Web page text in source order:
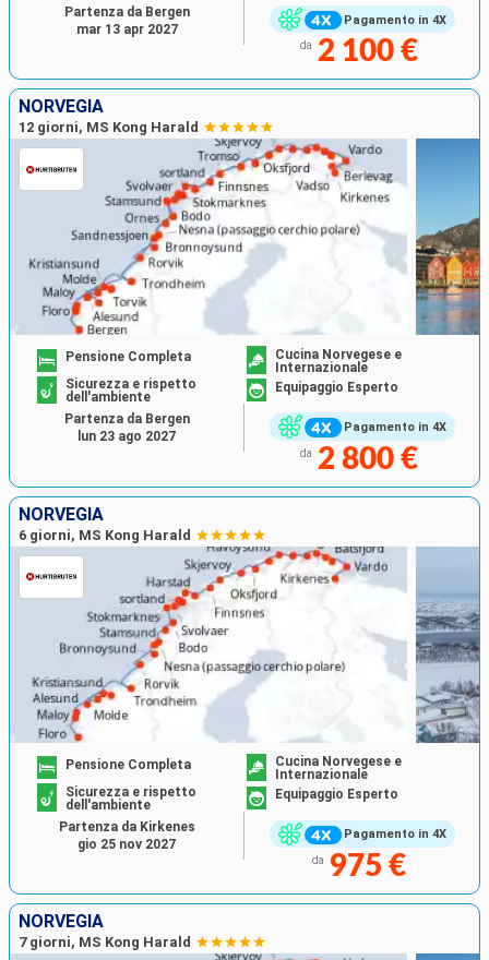
Pagamento in 4X
da 2 100 €
Partenza da Bergen
mar 13 apr 2027
NORVEGIA
12 giorni, MS Kong Harald
Pagamento in 4X
Pensione Completa
Cucina Norvegese e
Internazionale
Sicurezza e rispetto
dell'ambiente
Equipaggio Esperto
da 2 800 €
Partenza da Bergen
lun 23 ago 2027
NORVEGIA
6 giorni, MS Kong Harald
Pagamento in 4X
Pensione Completa
Cucina Norvegese e
Internazionale
Sicurezza e rispetto
dell'ambiente
Equipaggio Esperto
da 975 €
Partenza da Kirkenes
gio 25 nov 2027
NORVEGIA
7 giorni, MS Kong Harald